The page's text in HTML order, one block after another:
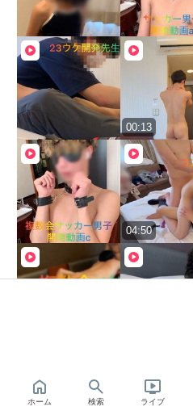
00:13
04:50
ホーム 検索 ライブ